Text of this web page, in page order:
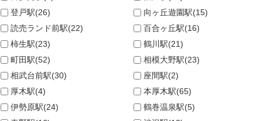
登戸駅(26)
向ヶ丘遊園駅(15)
読売ランド前駅(22)
百合ヶ丘駅(16)
柿生駅(23)
鶴川駅(21)
町田駅(52)
相模大野駅(23)
相武台前駅(30)
座間駅(2)
厚木駅(4)
本厚木駅(65)
伊勢原駅(24)
鶴巻温泉駅(5)